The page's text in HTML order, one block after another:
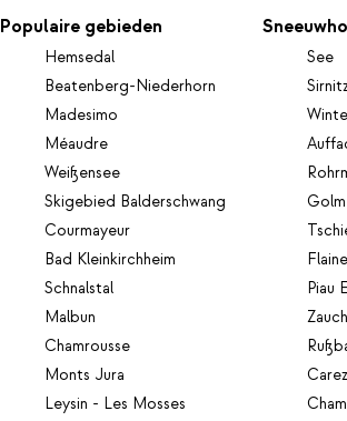
Populaire gebieden
Hemsedal
Beatenberg-Niederhorn
Madesimo
Méaudre
Weißensee
Skigebied Balderschwang
Courmayeur
Bad Kleinkirchheim
Schnalstal
Malbun
Chamrousse
Monts Jura
Leysin - Les Mosses
See
Golm
Flaine
Piau